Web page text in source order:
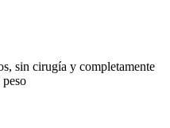
sin cirugía y completamente